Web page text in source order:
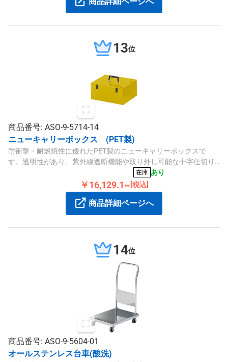
13位
商品番号: ASO-9-5714-14
ニューキャリーボックス (PET製)
耐衝撃・耐燃焼性に優れたPET製のニューキャリーボックスで
す。透明性があり、紫外線遮断機能や取り外し可能な十字仕切り
を備え、精密部品の安全な運搬・保管に適しています。
在庫 あり
￥16,129.1~[税込]
商品詳細ページへ
14位
商品番号: ASO-9-5604-01
オールステンレス台車(酸洗)